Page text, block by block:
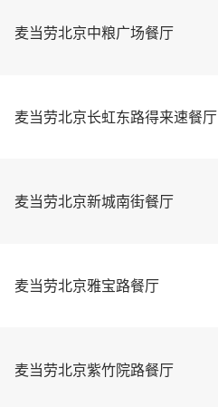
麦当劳北京中粮广场餐厅
麦当劳北京长虹东路得来速餐厅
麦当劳北京新城南街餐厅
麦当劳北京雅宝路餐厅
麦当劳北京紫竹院路餐厅